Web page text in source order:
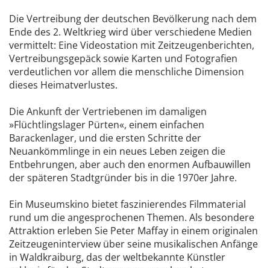
Die Vertreibung der deutschen Bevölkerung nach dem
Ende des 2. Weltkrieg wird über verschiedene Medien
vermittelt: Eine Videostation mit Zeitzeugenberichten,
Vertreibungsgepäck sowie Karten und Fotografien
verdeutlichen vor allem die menschliche Dimension
dieses Heimatverlustes.
Die Ankunft der Vertriebenen im damaligen
»Flüchtlingslager Pürten«, einem einfachen
Barackenlager, und die ersten Schritte der
Neuankömmlinge in ein neues Leben zeigen die
Entbehrungen, aber auch den enormen Aufbauwillen
der späteren Stadtgründer bis in die 1970er Jahre.
Ein Museumskino bietet faszinierendes Filmmaterial
rund um die angesprochenen Themen. Als besondere
Attraktion erleben Sie Peter Maffay in einem originalen
Zeitzeugeninterview über seine musikalischen Anfänge
in Waldkraiburg, das der weltbekannte Künstler